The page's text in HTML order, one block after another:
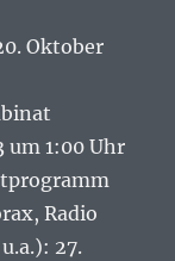
Oktober
um 1:00 Uhr
Radio
27.